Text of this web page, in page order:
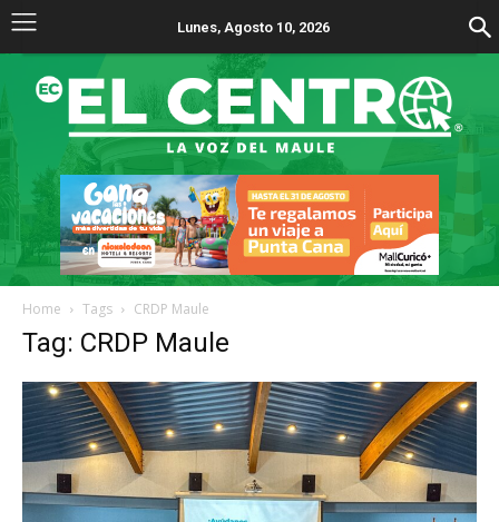
Lunes, Agosto 10, 2026
Home Tags CRDP Maule
Tag: CRDP Maule